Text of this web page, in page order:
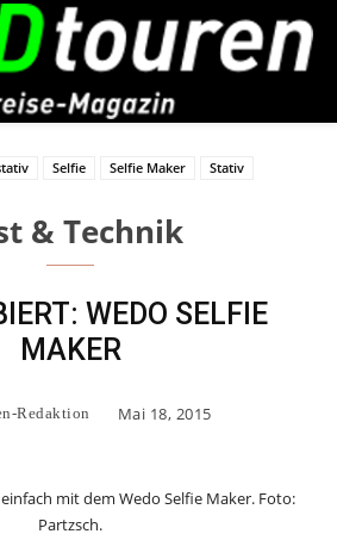
Selfie Selfie Maker
Stativ
& Technik
WEDO SELFIE
MAKER
Redaktion Mai 18, 2015